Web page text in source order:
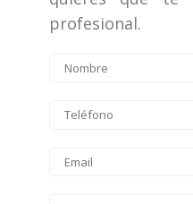
profesional.